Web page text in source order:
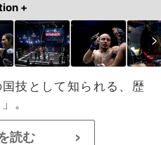
+
技として知られる、歴
。
読む >